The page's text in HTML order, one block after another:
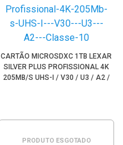
CARTÃO MICROSDXC 1TB LEXAR
SILVER PLUS PROFISSIONAL 4K
205MB/S UHS-I / V30 / U3 / A2 /
PRODUTO ESGOTADO